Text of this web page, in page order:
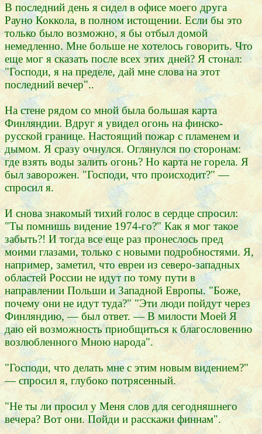
В последний день я сидел в офисе моего друга
Рауно Коккола, в полном истощении. Если бы это
только было возможно, я бы отбыл домой
немедленно. Мне больше не хотелось говорить. Что
еще мог я сказать после всех этих дней? Я стонал:
"Господи, я на пределе, дай мне слова на этот
последний вечер"..
На стене рядом со мной была большая карта
Финляндии. Вдруг я увидел огонь на финско-
русской границе. Настоящий пожар с пламенем и
дымом. Я сразу очнулся. Оглянулся по сторонам:
где взять воды залить огонь? Но карта не горела. Я
был заворожен. "Господи, что происходит?" —
спросил я.
И снова знакомый тихий голос в сердце спросил:
"Ты помнишь видение 1974-го?" Как я мог такое
забыть?! И тогда все еще раз пронеслось пред
моими глазами, только с новыми подробностями. Я,
например, заметил, что евреи из северо-западных
областей России не идут по тому пути в
направлении Польши и Западной Европы. "Боже,
почему они не идут туда?" "Эти люди пойдут через
Финляндию, — был ответ. — В милости Моей Я
даю ей возможность приобщиться к благословению
возлюбленного Мною народа".
"Господи, что делать мне с этим новым видением?"
— спросил я, глубоко потрясенный.
"Не ты ли просил у Меня слов для сегодняшнего
вечера? Вот они. Пойди и расскажи финнам".